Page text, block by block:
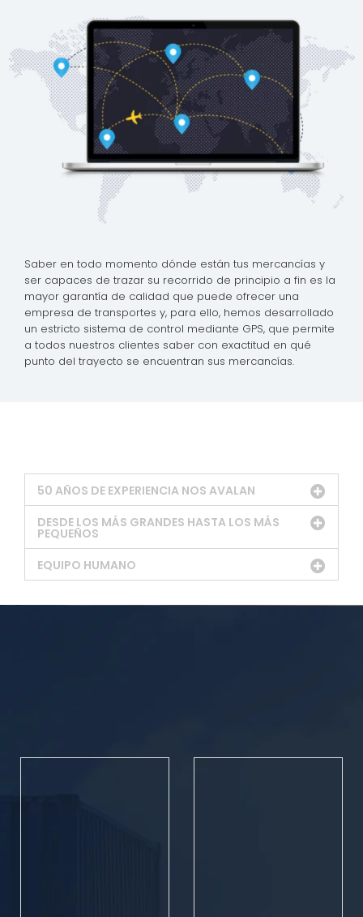
Saber en todo momento dónde están tus mercancías y
ser capaces de trazar su recorrido de principio a fin es la
mayor garantía de calidad que puede ofrecer una
empresa de transportes y, para ello, hemos desarrollado
un estricto sistema de control mediante GPS, que permite
a todos nuestros clientes saber con exactitud en qué
punto del trayecto se encuentran sus mercancías.
50 AÑOS DE EXPERIENCIA NOS AVALAN
DESDE LOS MÁS GRANDES HASTA LOS MÁS
PEQUEÑOS
EQUIPO HUMANO